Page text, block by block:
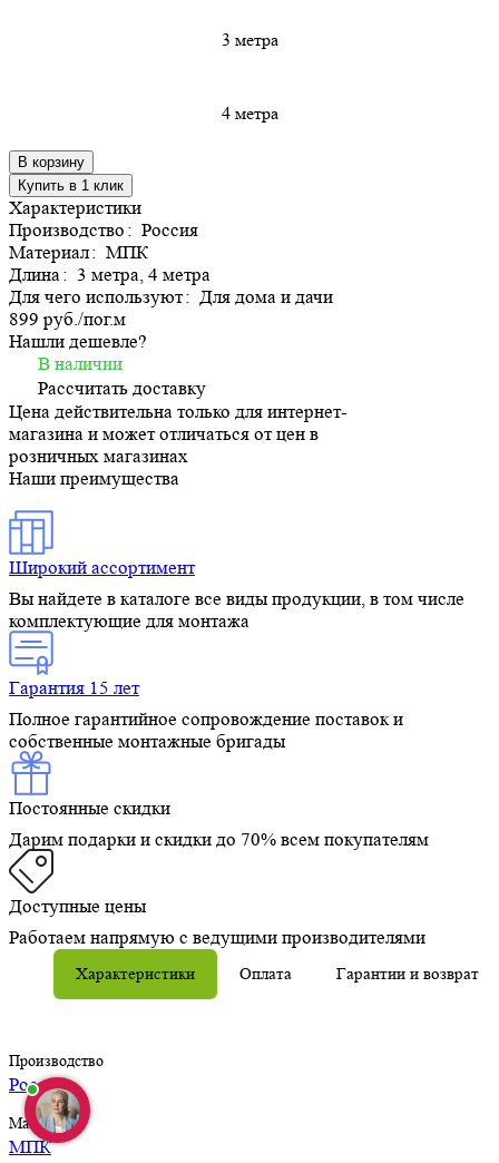
3 метра
4 метра
В корзину
Купить в 1 клик
Характеристики
Производство: Россия
Материал: МПК
Длина: 3 метра, 4 метра
Для чего используют: Для дома и дачи
899 руб./пог.м
Нашли дешевле?
В наличии
Рассчитать доставку
Цена действительна только для интернет-
магазина и может отличаться от цен в
розничных магазинах
Наши преимущества
Широкий ассортимент
Вы найдете в каталоге все виды продукции, в том числе
комплектующие для монтажа
Гарантия 15 лет
Полное гарантийное сопровождение поставок и
собственные монтажные бригады
Постоянные скидки
Дарим подарки и скидки до 70% всем покупателям
Доступные цены
Работаем напрямую с ведущими производителями
Характеристики Оплата Гарантии и возврат
Производство
Россия
Материал
МПК